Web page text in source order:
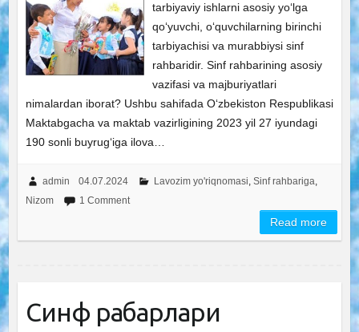
tarbiyaviy ishlarni asosiy yo‘lga
qo‘yuvchi, o‘quvchilarning birinchi
tarbiyachisi va murabbiysi sinf
rahbaridir. Sinf rahbarining asosiy
vazifasi va majburiyatlari
nimalardan iborat? Ushbu sahifada O‘zbekiston Respublikasi
Maktabgacha va maktab vazirligining 2023 yil 27 iyundagi
190 sonli buyrug‘iga ilova…
admin 04.07.2024 Lavozim yo'riqnomasi, Sinf rahbariga,
Nizom
1 Comment
Read more
Синф раҳбарлари